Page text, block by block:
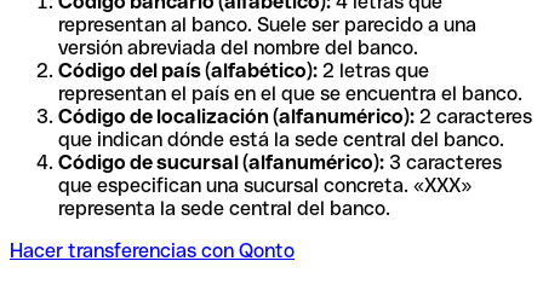
representan al banco. Suele ser parecido a una
versión abreviada del nombre del banco.
Código del país (alfabético): 2 letras que
representan el país en el que se encuentra el banco.
Código de localización (alfanumérico): 2 caracteres
que indican dónde está la sede central del banco.
Código de sucursal (alfanumérico): 3 caracteres
que especifican una sucursal concreta. «XXX»
representa la sede central del banco.
Hacer transferencias con Qonto